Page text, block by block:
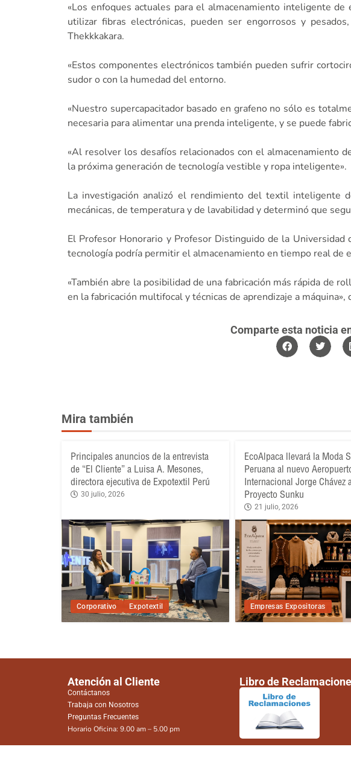
«Los enfoques actuales para el almacenamiento inteligente
utilizar fibras electrónicas, pueden ser engorrosos y
Thekkkakara.
«Estos componentes electrónicos también pueden sufrir
sudor o con la humedad del entorno.
«Nuestro supercapacitador basado en grafeno no sólo es
necesaria para alimentar una prenda inteligente, y se puede
«Al resolver los desafíos relacionados con el almacenamiento
la próxima generación de tecnología vestible y ropa inteligente».
La investigación analizó el rendimiento del textil inteligente
mecánicas, de temperatura y de lavabilidad y determinó que
El Profesor Honorario y Profesor Distinguido de la Universidad
tecnología podría permitir el almacenamiento en tiempo real de
«También abre la posibilidad de una fabricación más rápida de
en la fabricación multifocal y técnicas de aprendizaje a máquina»,
Comparte esta noticia
Mira también
Corporativo Expotextil
Principales anuncios de la entrevista
de “El Cliente” a Luisa A. Mesones,
directora ejecutiva de Expotextil Perú
30 julio, 2026
Empresas Expositoras
EcoAlpaca llevará la Moda
Peruana al nuevo
Internacional Jorge Chávez
Proyecto Sunku
21 julio, 2026
Atención al Cliente
Contáctanos
Trabaja con Nosotros
Preguntas Frecuentes
Horario Oficina: 9.00 am – 5.00 pm
Libro de